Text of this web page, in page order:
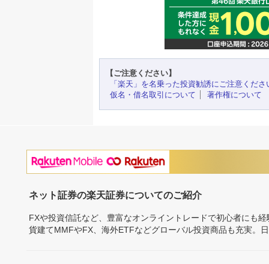
【ご注意ください】
「楽天」を名乗った投資勧誘にご注意くださ
仮名・借名取引について
著作権について
ネット証券の楽天証券についてのご紹介
FXや投資信託など、豊富なオンライントレードで初心者にも
貨建てMMFやFX、海外ETFなどグローバル投資商品も充実。